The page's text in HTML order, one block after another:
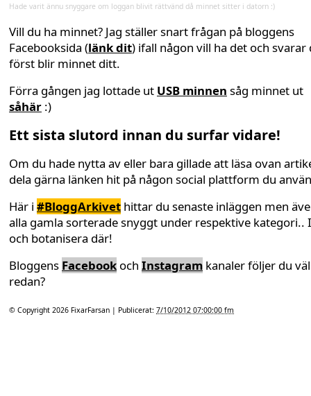
Hade varit ännu snyggare om loggan blivit rättvänd då minnet sitter i datorn :)
Vill du ha minnet? Jag ställer snart frågan på bloggens
Facebooksida (länk dit) ifall någon vill ha det och svarar
först blir minnet ditt.
Förra gången jag lottade ut USB minnen såg minnet ut
såhär :)
Ett sista slutord innan du surfar vidare!
Om du hade nytta av eller bara gillade att läsa ovan
dela gärna länken hit på någon social plattform du
Här i #BloggArkivet hittar du senaste inläggen men
alla gamla sorterade snyggt under respektive kategori..
och botanisera där!
Bloggens Facebook och Instagram kanaler följer du väl
redan?
© Copyright 2026 FixarFarsan | Publicerat: 7/10/2012 07:00:00 fm